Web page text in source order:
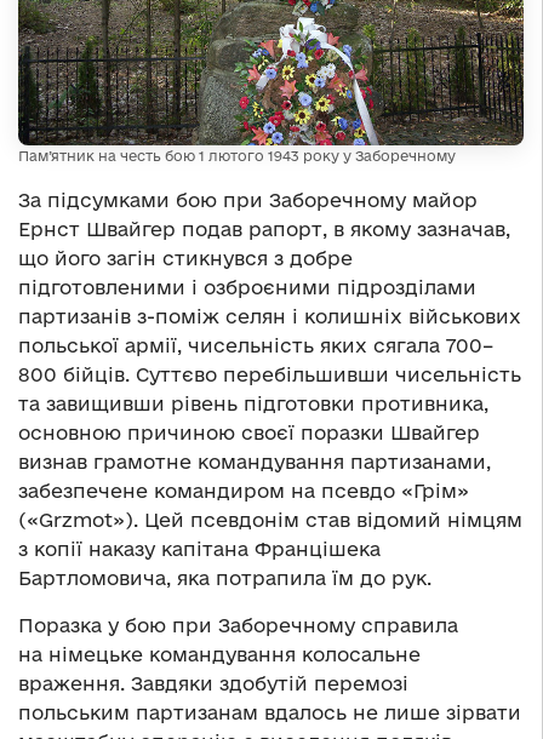
Пам’ятник на честь бою 1 лютого 1943 року у Заборечному
За підсумками бою при Заборечному майор
Ернст Швайгер подав рапорт, в якому зазначав,
що його загін стикнувся з добре
підготовленими і озброєними підрозділами
партизанів з-поміж селян і колишніх військових
польської армії, чисельність яких сягала 700–
800 бійців. Суттєво перебільшивши чисельність
та завищивши рівень підготовки противника,
основною причиною своєї поразки Швайгер
визнав грамотне командування партизанами,
забезпечене командиром на псевдо «Грім»
(«Grzmot»). Цей псевдонім став відомий німцям
з копії наказу капітана Францішека
Бартломовича, яка потрапила їм до рук.
Поразка у бою при Заборечному справила
на німецьке командування колосальне
враження. Завдяки здобутій перемозі
польським партизанам вдалось не лише зірвати